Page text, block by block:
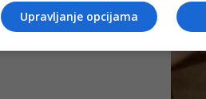
Upravljanje opcijama